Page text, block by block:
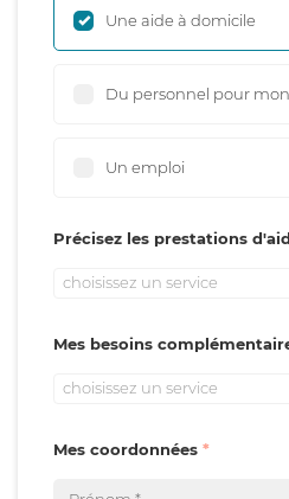
Une aide à domicile
Du personnel pour
Un emploi
Précisez les prestations
choisissez un service
Mes besoins
choisissez un service
Mes coordonnées